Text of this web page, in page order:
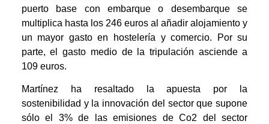
puerto base con embarque o desembarque se
multiplica hasta los 246 euros al añadir alojamiento y
un mayor gasto en hostelería y comercio. Por su
parte, el gasto medio de la tripulación asciende a
109 euros.
Martínez ha resaltado la apuesta por la
sostenibilidad y la innovación del sector que supone
sólo el 3% de las emisiones de Co2 del sector